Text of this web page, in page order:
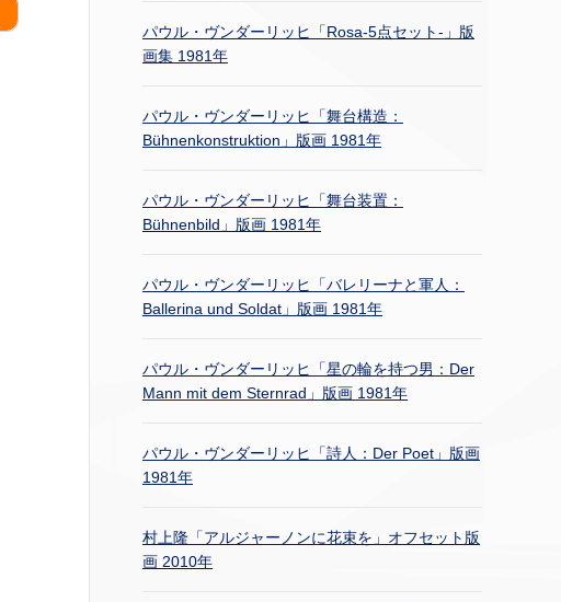
パウル・ヴンダーリッヒ「Rosa-5点セット-」版
画集 1981年
パウル・ヴンダーリッヒ「舞台構造：
Bühnenkonstruktion」版画 1981年
パウル・ヴンダーリッヒ「舞台装置：
Bühnenbild」版画 1981年
パウル・ヴンダーリッヒ「バレリーナと軍人：
Ballerina und Soldat」版画 1981年
パウル・ヴンダーリッヒ「星の輪を持つ男：Der
Mann mit dem Sternrad」版画 1981年
パウル・ヴンダーリッヒ「詩人：Der Poet」版画
1981年
村上隆「アルジャーノンに花束を」オフセット版
画 2010年